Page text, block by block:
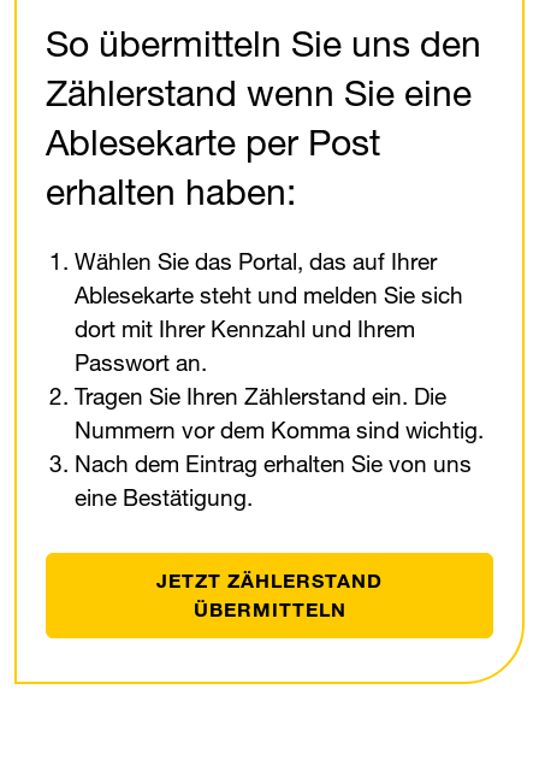
So übermitteln Sie uns den
Zähler­stand wenn Sie eine
Ablese­karte per Post
erhalten haben:
Wählen Sie das Portal, das auf Ihrer
Ablesekarte steht und melden Sie sich
dort mit Ihrer Kennzahl und Ihrem
Passwort an.
Tragen Sie Ihren Zählerstand ein. Die
Nummern vor dem Komma sind wichtig.
Nach dem Eintrag erhalten Sie von uns
eine Bestätigung.
JETZT ZÄHLERSTAND
ÜBERMITTELN